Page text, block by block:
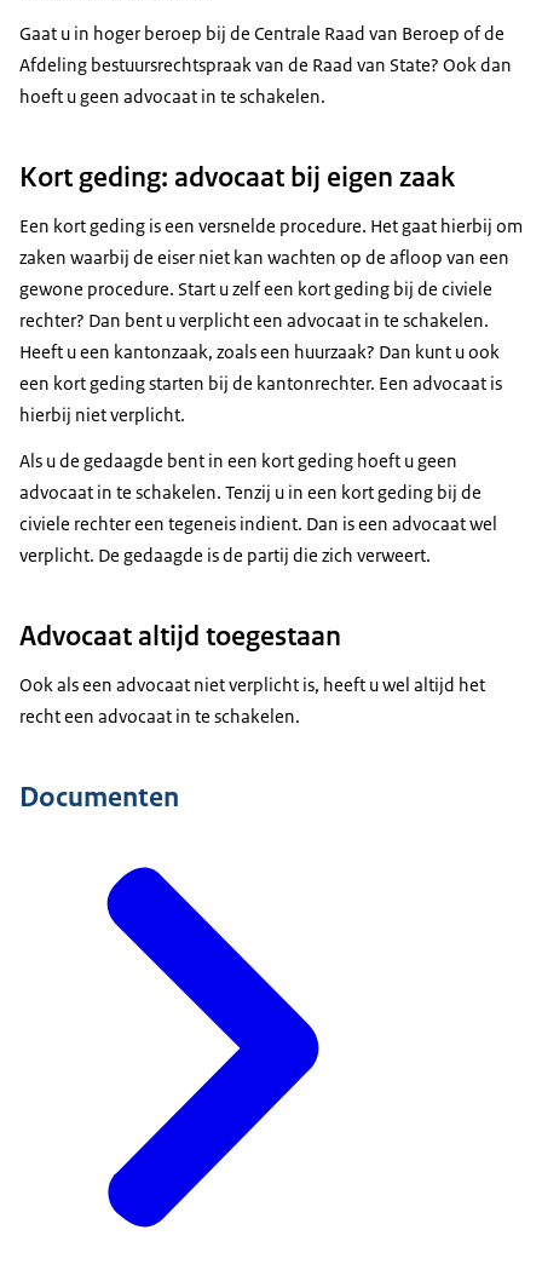
Gaat u in hoger beroep bij de Centrale Raad van Beroep of de
Afdeling bestuursrechtspraak van de Raad van State? Ook dan
hoeft u geen advocaat in te schakelen.
Kort geding: advocaat bij eigen zaak
Een kort geding is een versnelde procedure. Het gaat hierbij om
zaken waarbij de eiser niet kan wachten op de afloop van een
gewone procedure. Start u zelf een kort geding bij de civiele
rechter? Dan bent u verplicht een advocaat in te schakelen.
Heeft u een kantonzaak, zoals een huurzaak? Dan kunt u ook
een kort geding starten bij de kantonrechter. Een advocaat is
hierbij niet verplicht.
Als u de gedaagde bent in een kort geding hoeft u geen
advocaat in te schakelen. Tenzij u in een kort geding bij de
civiele rechter een tegeneis indient. Dan is een advocaat wel
verplicht. De gedaagde is de partij die zich verweert.
Advocaat altijd toegestaan
Ook als een advocaat niet verplicht is, heeft u wel altijd het
recht een advocaat in te schakelen.
Documenten